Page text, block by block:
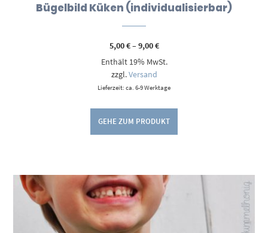
Bügelbild Küken (individualisierbar)
5,00€–9,00€Preisspanne:
bis
Enthält 19% MwSt.
zzgl.Versand
Lieferzeit: ca. 6-9 Werktage
GEHE ZUM PRODUKT